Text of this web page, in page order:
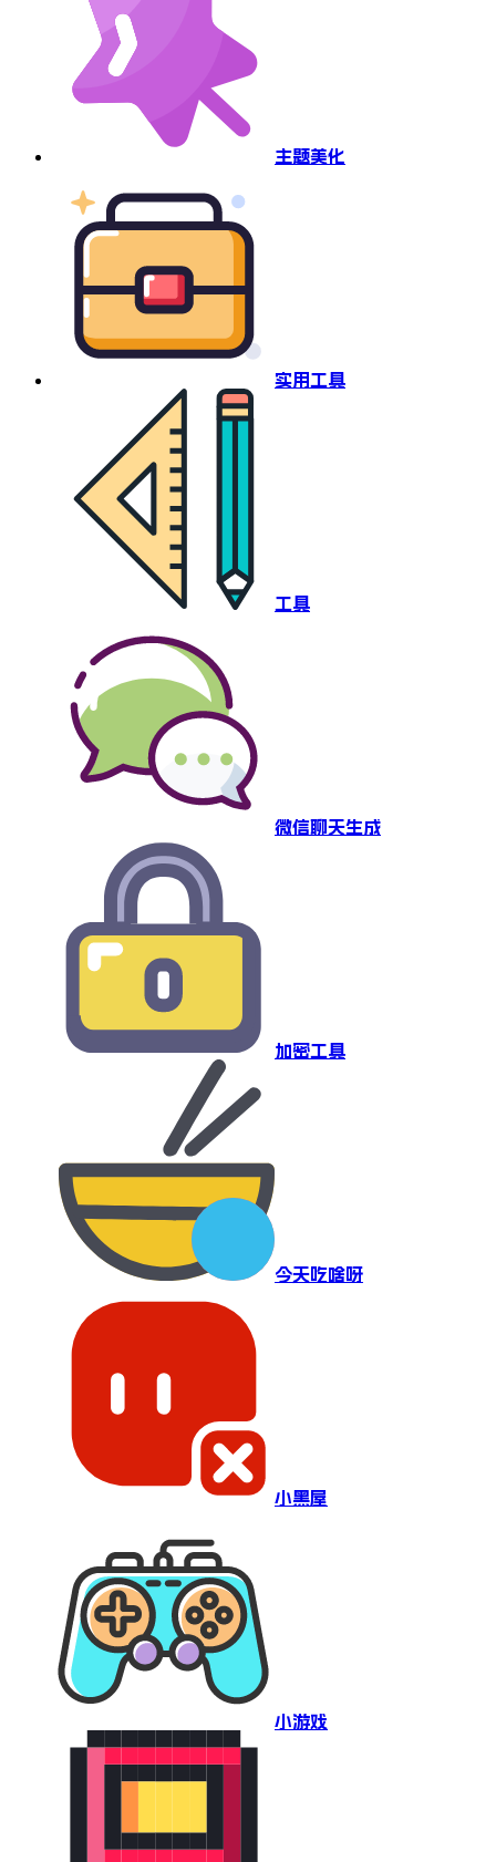
主题美化
实用工具
工具
微信聊天生成
加密工具
今天吃啥呀
小黑屋
小游戏